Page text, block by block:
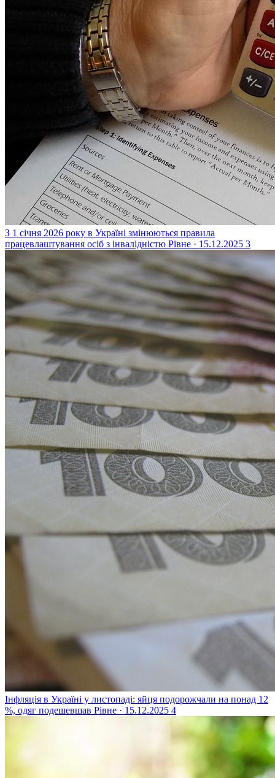
З 1 січня 2026 року в Україні змінюються правила
працевлаштування осіб з інвалідністю Рівне · 15.12.2025 3
Інфляція в Україні у листопаді: яйця подорожчали на понад 12
%, одяг подешевшав Рівне · 15.12.2025 4